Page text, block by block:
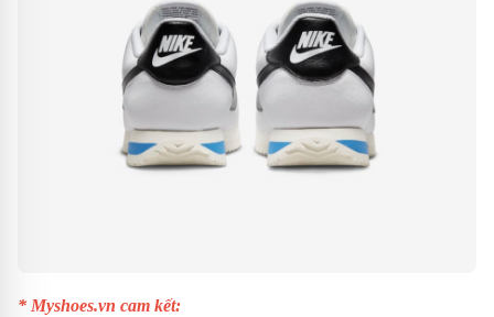
* Myshoes.vn cam kết: